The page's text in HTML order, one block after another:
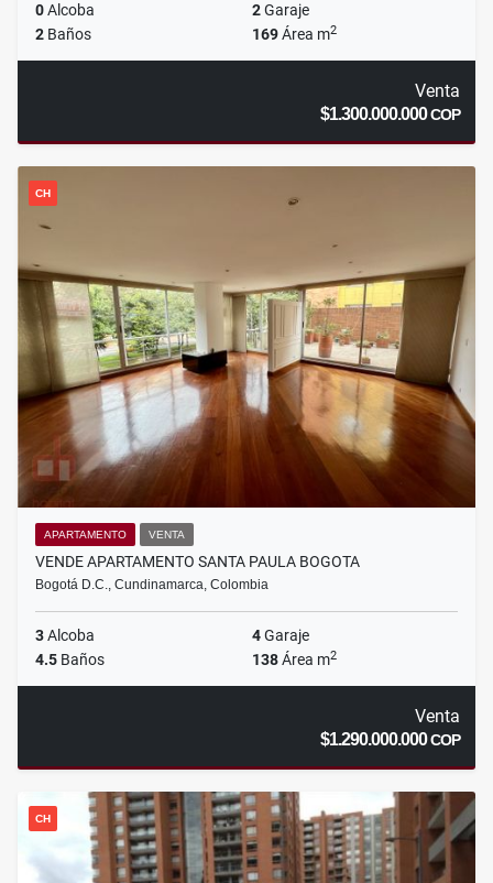
0Alcoba 2Garaje
2 Baños 169Área m2
Venta
$1.300.000.000COP
CH
APARTAMENTO VENTA
VENDE APARTAMENTO SANTA PAULA BOGOTA
Bogotá D.C., Cundinamarca, Colombia
3Alcoba 4Garaje
4.5 Baños 138Área m2
Venta
$1.290.000.000COP
CH